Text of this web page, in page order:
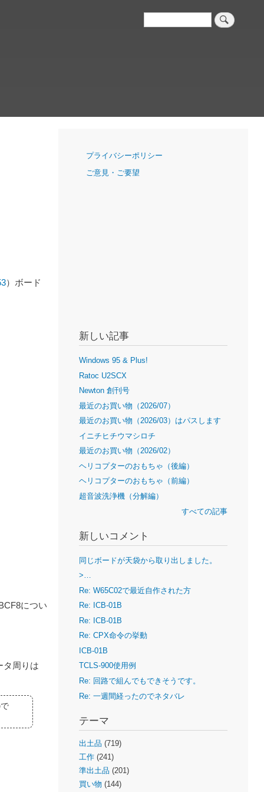
検
索
）ボード
につい
タ周りは
ナ
ゲ
プライバシーポリシー
ご意見・ご要望
新しい記事
Windows 95 & Plus!
Ratoc U2SCX
Newton 創刊号
最近のお買い物（2026/07）
最近のお買い物（2026/03）はパスします
イニチヒチウマシロチ
最近のお買い物（2026/02）
ヘリコプターのおもちゃ（後編）
ヘリコプターのおもちゃ（前編）
超音波洗浄機（分解編）
すべての記事
新しいコメント
同じボードが天袋から取り出しました。
>…
Re: W65C02で最近自作された方
Re: ICB-01B
Re: ICB-01B
Re: CPX命令の挙動
ICB-01B
TCLS-900使用例
Re: 回路で組んでもできそうです。
Re: 一週間経ったのでネタバレ
テーマ
出土品 (719)
工作(241)
準出土品 (201)
買い物 (144)